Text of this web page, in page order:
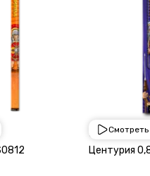
Смотреть
650 ₽